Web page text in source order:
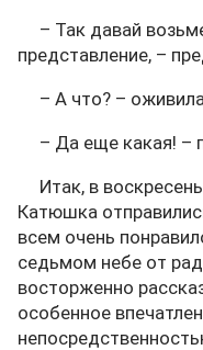
– Так давай
представление, –
– А что? –
– Да еще какая! –
Итак, в
Катюшка
всем очень
седьмом небе от
восторженно
особенное